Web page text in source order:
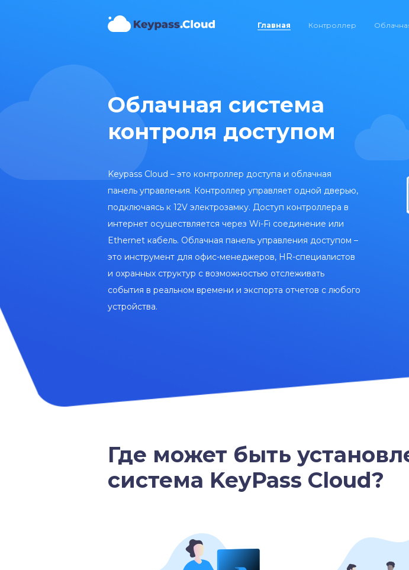
Главная Контроллер
Облачная система
контроля доступом
Keypass Cloud – это контроллер доступа и облачная
панель управления. Контроллер управляет одной дверью,
подключаясь к 12V электрозамку. Доступ контроллера в
интернет осуществляется через Wi-Fi соединение или
Ethernet кабель. Облачная панель управления доступом –
это инструмент для офис-менеджеров, HR-специалистов
и охранных структур с возможностью отслеживать
события в реальном времени и экспорта отчетов с любого
устройства.
Где может быть
система KeyPass Cloud?